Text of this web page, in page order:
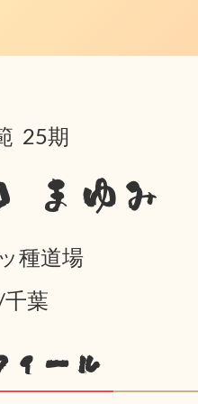
25期
まゆみ
種道場
葉
ィール